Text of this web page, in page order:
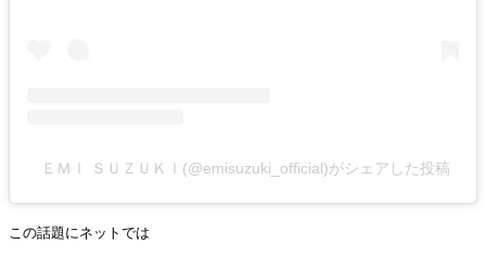
ＥＭＩ ＳＵＺＵＫＩ(@emisuzuki_official)がシェアした投稿
この話題にネットでは